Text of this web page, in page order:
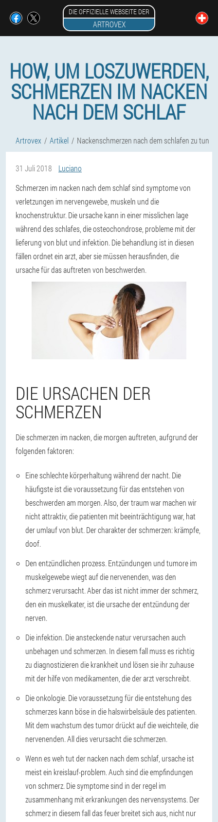
DIE OFFIZIELLE WEBSEITE DER
ARTROVEX
HOW, UM LOSZUWERDEN,
SCHMERZEN IM NACKEN
NACH DEM SCHLAF
Artrovex Artikel Nackenschmerzen nach dem schlafen zu tun
31 Juli 2018
Luciano
Schmerzen im nacken nach dem schlaf sind symptome von
verletzungen im nervengewebe, muskeln und die
knochenstruktur. Die ursache kann in einer misslichen lage
während des schlafes, die osteochondrose, probleme mit der
lieferung von blut und infektion. Die behandlung ist in diesen
fällen ordnet ein arzt, aber sie müssen herausfinden, die
ursache für das auftreten von beschwerden.
DIE URSACHEN DER
SCHMERZEN
Die schmerzen im nacken, die morgen auftreten, aufgrund der
folgenden faktoren:
Eine schlechte körperhaltung während der nacht. Die
häufigste ist die voraussetzung für das entstehen von
beschwerden am morgen. Also, der traum war machen wir
nicht attraktiv, die patienten mit beeinträchtigung war, hat
der umlauf von blut. Der charakter der schmerzen: krämpfe,
doof.
Den entzündlichen prozess. Entzündungen und tumore im
muskelgewebe wiegt auf die nervenenden, was den
schmerz verursacht. Aber das ist nicht immer der schmerz,
den ein muskelkater, ist die ursache der entzündung der
nerven.
Die infektion. Die ansteckende natur verursachen auch
unbehagen und schmerzen. In diesem fall muss es richtig
zu diagnostizieren die krankheit und lösen sie ihr zuhause
mit der hilfe von medikamenten, die der arzt verschreibt.
Die onkologie. Die voraussetzung für die entstehung des
schmerzes kann böse in die halswirbelsäule des patienten.
Mit dem wachstum des tumor drückt auf die weichteile, die
nervenenden. All dies verursacht die schmerzen.
Wenn es weh tut der nacken nach dem schlaf, ursache ist
meist ein kreislauf-problem. Auch sind die empfindungen
von schmerz. Die symptome sind in der regel im
zusammenhang mit erkrankungen des nervensystems. Der
schmerz in diesem fall das feuer breitet sich aus, nicht nur